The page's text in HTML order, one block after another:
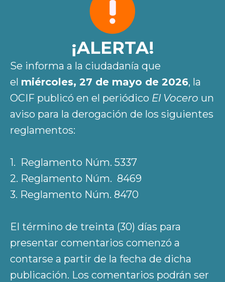
¡ALERTA!
Se informa a la ciudadanía que
el miércoles, 27 de mayo de 2026, la
OCIF publicó en el periódico El Vocero un
aviso para la derogación de los siguientes
reglamentos:
1. Reglamento Núm. 5337
2. Reglamento Núm. 8469
3. Reglamento Núm. 8470
El término de treinta (30) días para
presentar comentarios comenzó a
contarse a partir de la fecha de dicha
publicación. Los comentarios podrán ser